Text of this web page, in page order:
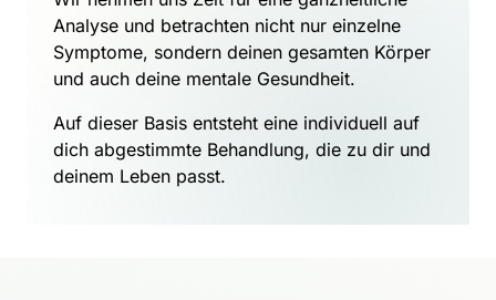
Analyse und betrachten nicht nur einzelne
Symptome, sondern deinen gesamten Körper
und auch deine mentale Gesundheit.
Auf dieser Basis entsteht eine individuell auf
dich abgestimmte Behandlung, die zu dir und
deinem Leben passt.